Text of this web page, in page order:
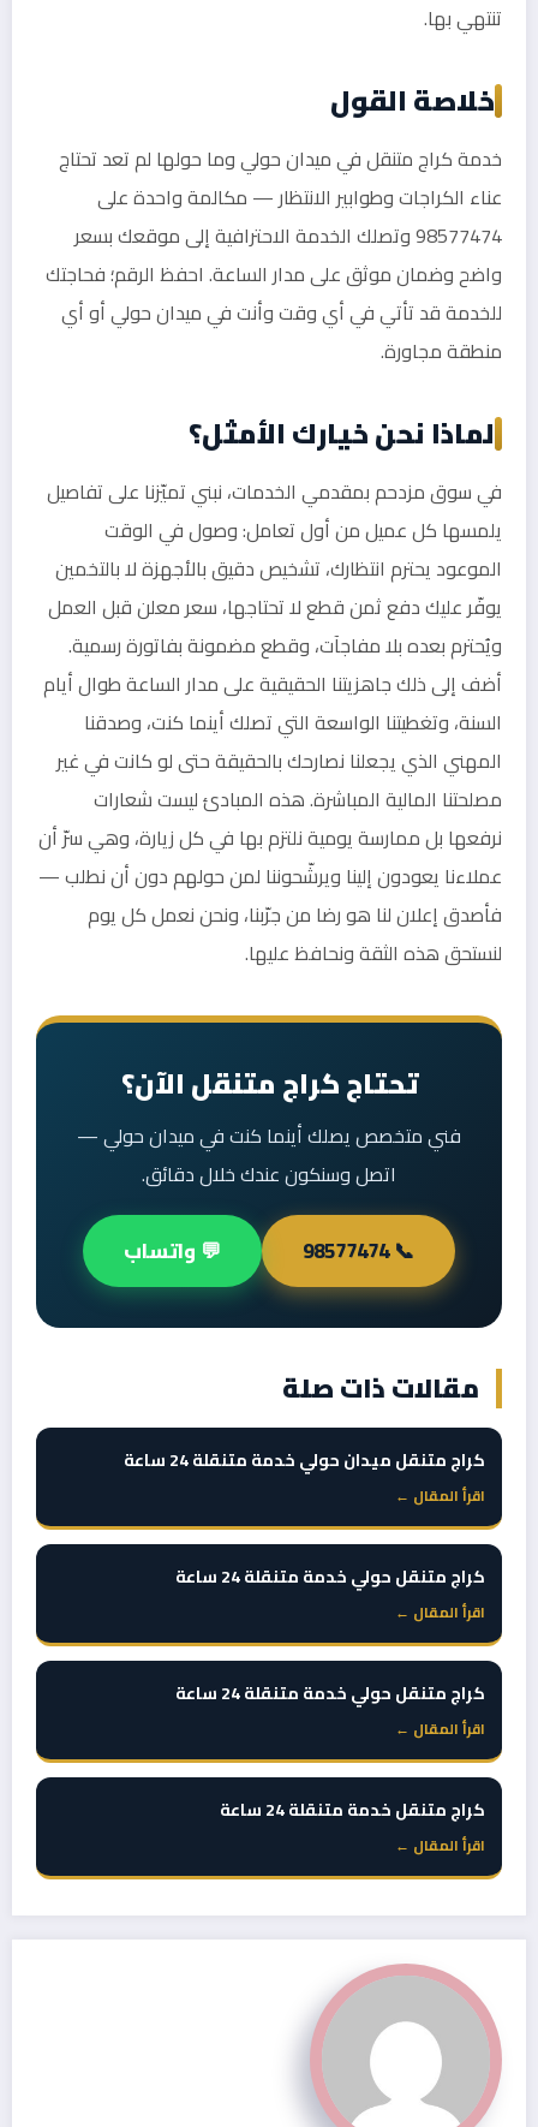
تنتهي بها.
خلاصة القول
خدمة كراج متنقل في ميدان حولي وما حولها لم تعد تحتاج
عناء الكراجات وطوابير الانتظار — مكالمة واحدة على
98577474 وتصلك الخدمة الاحترافية إلى موقعك بسعر
واضح وضمان موثق على مدار الساعة. احفظ الرقم؛ فحاجتك
للخدمة قد تأتي في أي وقت وأنت في ميدان حولي أو أي
منطقة مجاورة.
لماذا نحن خيارك الأمثل؟
في سوق مزدحم بمقدمي الخدمات، نبني تميّزنا على تفاصيل
يلمسها كل عميل من أول تعامل: وصول في الوقت
الموعود يحترم انتظارك، تشخيص دقيق بالأجهزة لا بالتخمين
يوفّر عليك دفع ثمن قطع لا تحتاجها، سعر معلن قبل العمل
ويُحترم بعده بلا مفاجآت، وقطع مضمونة بفاتورة رسمية.
أضف إلى ذلك جاهزيتنا الحقيقية على مدار الساعة طوال أيام
السنة، وتغطيتنا الواسعة التي تصلك أينما كنت، وصدقنا
المهني الذي يجعلنا نصارحك بالحقيقة حتى لو كانت في غير
مصلحتنا المالية المباشرة. هذه المبادئ ليست شعارات
نرفعها بل ممارسة يومية نلتزم بها في كل زيارة، وهي سرّ أن
عملاءنا يعودون إلينا ويرشّحوننا لمن حولهم دون أن نطلب —
فأصدق إعلان لنا هو رضا من جرّبنا، ونحن نعمل كل يوم
لنستحق هذه الثقة ونحافظ عليها.
تحتاج كراج متنقل الآن؟
فني متخصص يصلك أينما كنت في ميدان حولي —
اتصل وسنكون عندك خلال دقائق.
📞 98577474 💬 واتساب
مقالات ذات صلة
كراج متنقل ميدان حولي خدمة متنقلة 24 ساعة
اقرأ المقال ←
كراج متنقل حولي خدمة متنقلة 24 ساعة
اقرأ المقال ←
كراج متنقل حولي خدمة متنقلة 24 ساعة
اقرأ المقال ←
كراج متنقل خدمة متنقلة 24 ساعة
اقرأ المقال ←